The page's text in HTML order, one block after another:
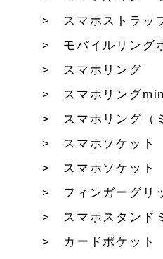
スマホストラッ
モバイルリング
スマホリング
スマホリング
スマホリング（
スマホソケット
スマホソケット
フィンガーグリ
スマホスタンド
カードポケット